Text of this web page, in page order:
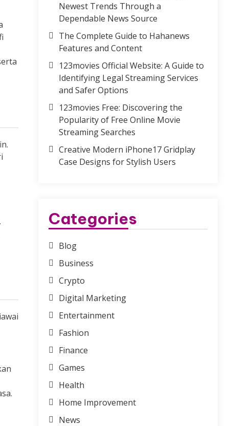
Newest Trends Through a
Dependable News Source
The Complete Guide to Hahanews
Features and Content
123movies Official Website: A Guide to
Identifying Legal Streaming Services
and Safer Options
123movies Free: Discovering the
Popularity of Free Online Movie
Streaming Searches
Creative Modern iPhone17 Gridplay
Case Designs for Stylish Users
Categories
Blog
Business
Crypto
Digital Marketing
Entertainment
Fashion
Finance
Games
Health
Home Improvement
News